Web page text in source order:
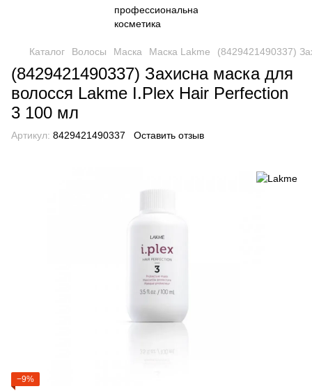
Каталог Волосы Маска Маска Lakme (8429421490337)
(8429421490337) Захисна маска для
волосся Lakme I.Plex Hair Perfection
3 100 мл
Артикул: 8429421490337 Оставить отзыв
−9%